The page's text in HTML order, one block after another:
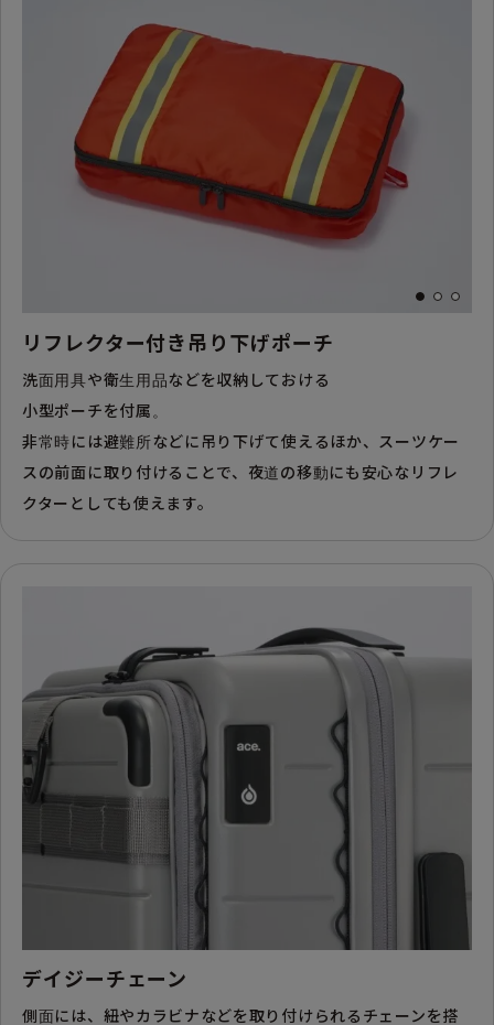
リフレクター付き吊り下げポーチ
洗面用具や衛生用品などを収納しておける
小型ポーチを付属。
非常時には避難所などに吊り下げて使えるほか、スーツケー
スの前面に取り付けることで、夜道の移動にも安心なリフレ
クターとしても使えます。
デイジーチェーン
側面には、紐やカラビナなどを取り付けられるチェーンを搭